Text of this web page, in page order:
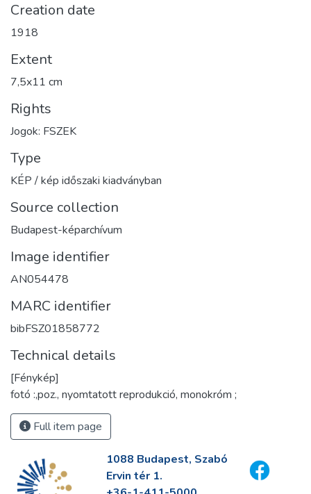
Creation date
1918
Extent
7,5x11 cm
Rights
Jogok: FSZEK
Type
KÉP / kép időszaki kiadványban
Source collection
Budapest-képarchívum
Image identifier
AN054478
MARC identifier
bibFSZ01858772
Technical details
[Fénykép]
fotó :,poz., nyomtatott reprodukció, monokróm ;
Full item page
1088 Budapest, Szabó
Ervin tér 1.